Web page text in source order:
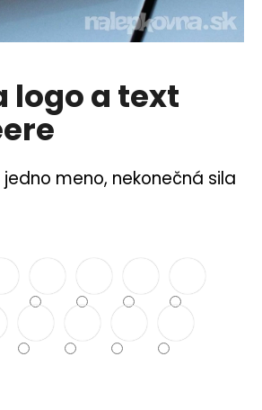
logo a text
meno, nekonečná sila